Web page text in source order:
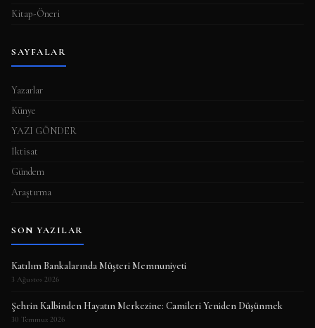
Kitap-Öneri
SAYFALAR
Yazarlar
Künye
YAZI GÖNDER
İktisat
Gündem
Araştırma
SON YAZILAR
Katılım Bankalarında Müşteri Memnuniyeti
3 Ağustos 2026
Şehrin Kalbinden Hayatın Merkezine: Camileri Yeniden Düşünmek
30 Temmuz 2026